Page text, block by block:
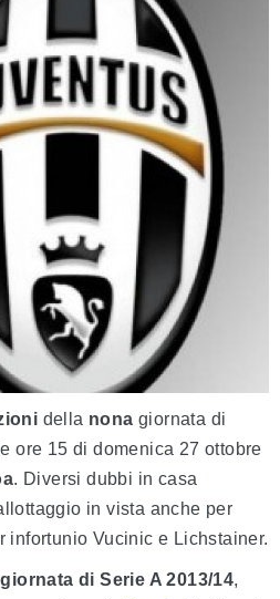
della nona giornata di
ore 15 di domenica 27 ottobre
. Diversi dubbi in casa
in vista anche per
infortunio Vucinic e Lichstainer.
di Serie A 2013/14,